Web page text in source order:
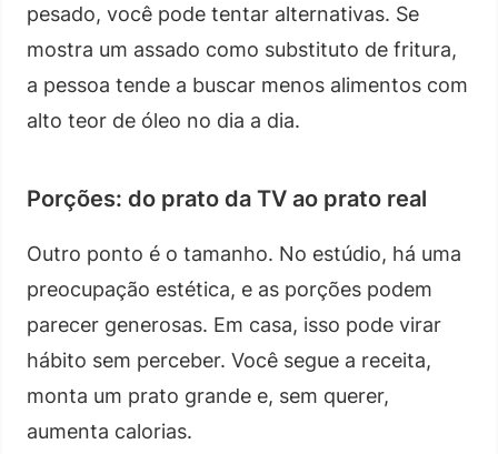
pesado, você pode tentar alternativas. Se
mostra um assado como substituto de fritura,
a pessoa tende a buscar menos alimentos com
alto teor de óleo no dia a dia.
Porções: do prato da TV ao prato real
Outro ponto é o tamanho. No estúdio, há uma
preocupação estética, e as porções podem
parecer generosas. Em casa, isso pode virar
hábito sem perceber. Você segue a receita,
monta um prato grande e, sem querer,
aumenta calorias.